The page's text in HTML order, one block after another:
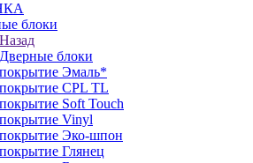
блоки
Назад
Дверные блоки
покрытие Эмаль*
покрытие CPL TL
покрытие Soft Touch
покрытие Vinyl
покрытие Эко-шпон
покрытие Глянец